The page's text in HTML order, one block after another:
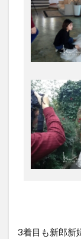
3着目も新郎新